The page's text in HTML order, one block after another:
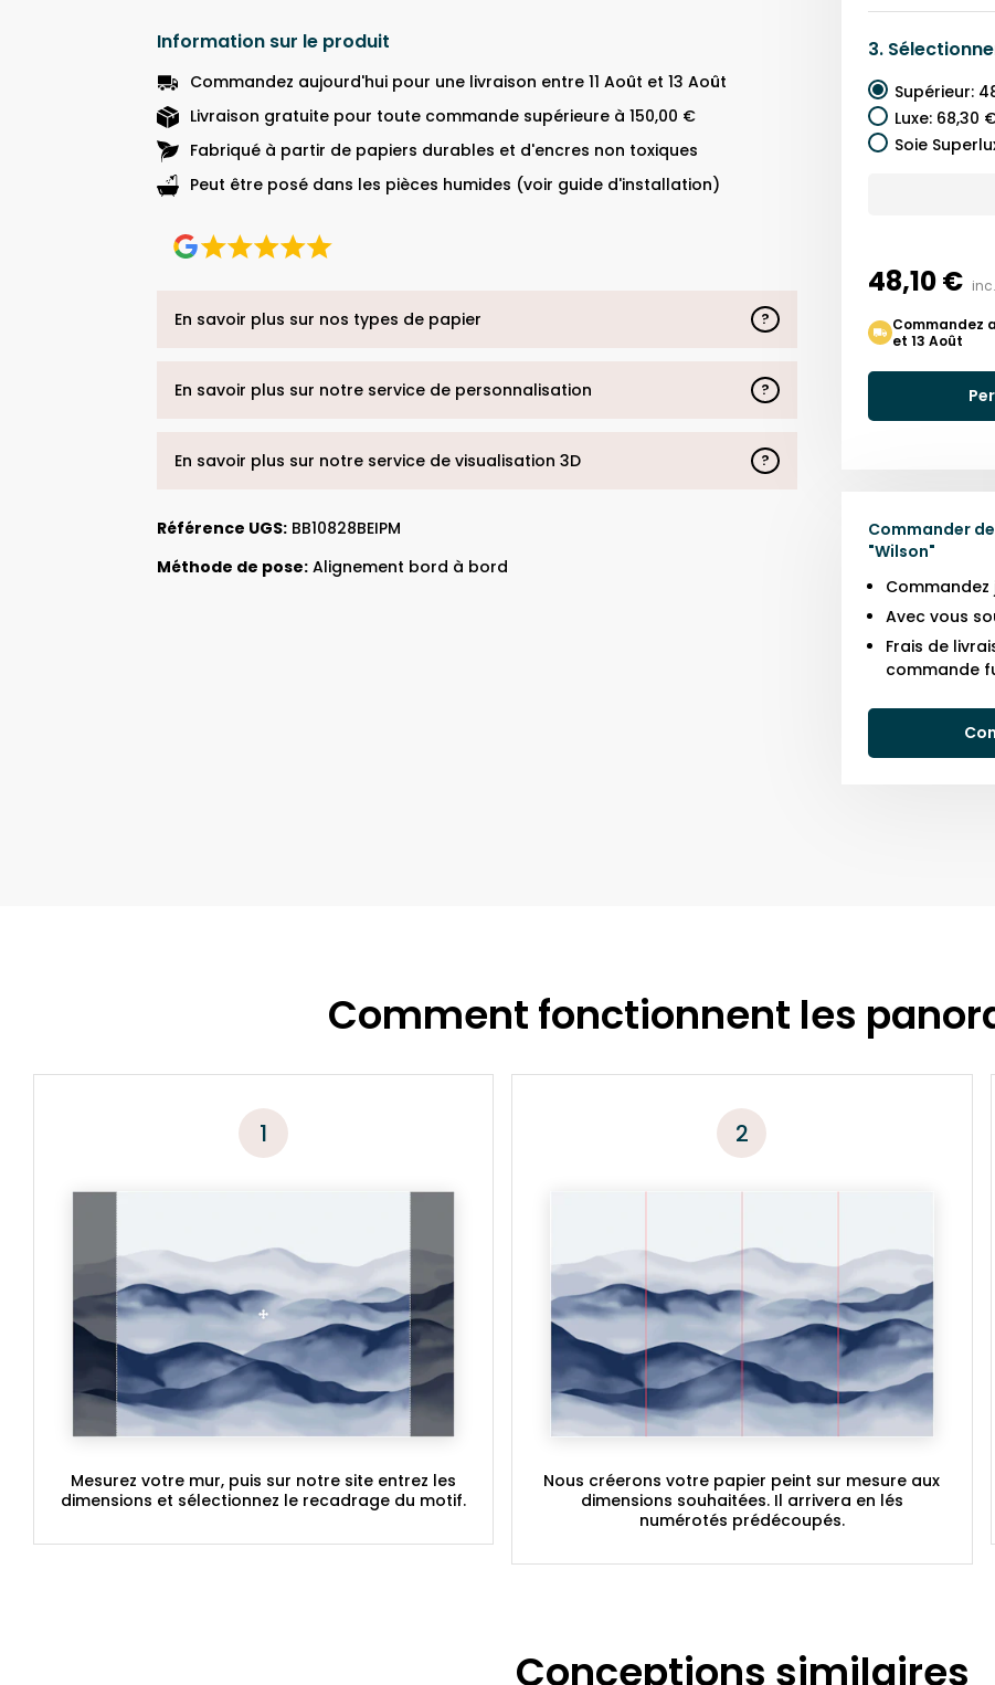
3.
Supérieur:
Luxe: 68,30
Soie
48,10 €
Commandez
et 13 Août
Commander
"Wilson"
Commandez
Avec vous
Frais de
commande
Information sur le produit
Commandez aujourd'hui pour une livraison entre 11 Août et 13 Août
Livraison gratuite pour toute commande supérieure à 150,00 €
Fabriqué à partir de papiers durables et d'encres non toxiques
Peut être posé dans les pièces humides (voir guide d'installation)
En savoir plus sur nos types de papier ?
En savoir plus sur notre service de personnalisation ?
En savoir plus sur notre service de visualisation 3D ?
Référence UGS: BB10828BEIPM
Méthode de pose: Alignement bord à bord
Comment fonctionnent les
1
Mesurez votre mur, puis sur notre site entrez les
dimensions et sélectionnez le recadrage du motif.
2
Nous créerons votre papier peint sur mesure aux
dimensions souhaitées. Il arrivera en lés
numérotés prédécoupés.
Conceptions similaires